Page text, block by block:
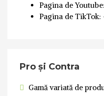
Pagina de
Pagina de TikTok:
Pro și Contra
Gamă variată de